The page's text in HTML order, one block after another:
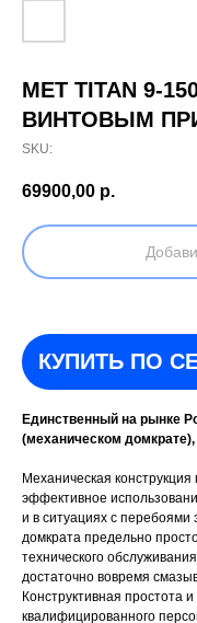
MET TITAN 9-
ВИНТОВЫМ
SKU:
69900,00 р.
КУПИТЬ ПО
Единственный на рынке
(механическом
Механическая
эффективное
и в ситуациях с перебоями
домкрата предельно
технического
достаточно вовремя
Конструктивная простота
квалифицированного